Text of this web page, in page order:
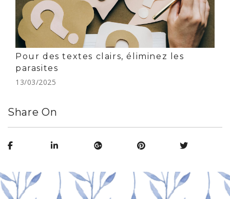
Pour des textes clairs, éliminez les
parasites
13/03/2025
Share On